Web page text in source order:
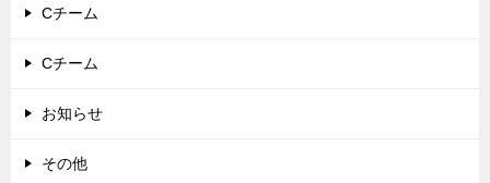
Cチーム
Cチーム
お知らせ
その他